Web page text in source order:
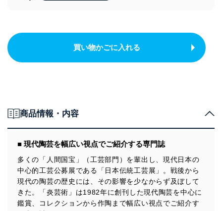
買い物かごに入れる
商品情報・内容
■ 現代陶芸を幅広い視点でご紹介する専門誌
多くの「人間国宝」（工芸部門）を輩出し、現代日本の
中心的工芸公募展である「日本伝統工芸展」。戦後から
現代の陶芸の歴史には、その影響を少なからず及ぼして
きた。「炎芸術」は1982年に創刊した現代陶芸を中心に
鑑賞、コレクションから作陶まで幅広い視点でご紹介す